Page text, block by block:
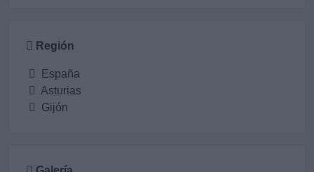
Región
España
Asturias
Gijón